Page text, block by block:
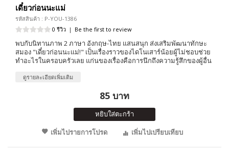
เดี๋ยวก่อนนะแม่
รหัสสินค้า : P-YOU-1386
0 รีวิว | Be the first to review
พบกับนิทานภาพ 2 ภาษา อังกฤษ-ไทย แสนสนุก ส่งเสริมพัฒนาทักษะ
สมอง "เดี๋ยวก่อนนะแม่!" เป็นเรื่องราวของไดโนเสาร์น้อยผู้ไม่ชอบช่วย
ทำอะไรในครอบครัวเลย แก่นของเรื่องคือการนึกถึงความรู้สึกของผู้อื่น
ดูรายละเอียดเพิ่มเติม
85 บาท
หยิบใส่ตะกร้า
เพิ่มไปรายการโปรด
เพิ่มไปเปรียบเทียบ